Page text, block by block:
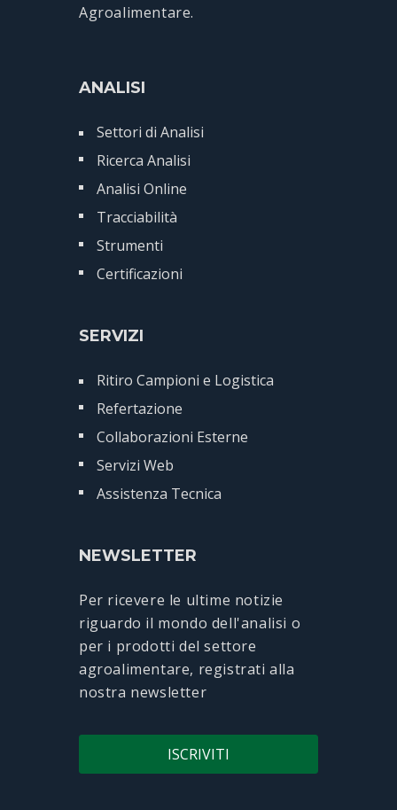
Agroalimentare.
ANALISI
Settori di Analisi
Ricerca Analisi
Analisi Online
Tracciabilità
Strumenti
Certificazioni
SERVIZI
Ritiro Campioni e Logistica
Refertazione
Collaborazioni Esterne
Servizi Web
Assistenza Tecnica
NEWSLETTER
Per ricevere le ultime notizie
riguardo il mondo dell'analisi o
per i prodotti del settore
agroalimentare, registrati alla
nostra newsletter
ISCRIVITI